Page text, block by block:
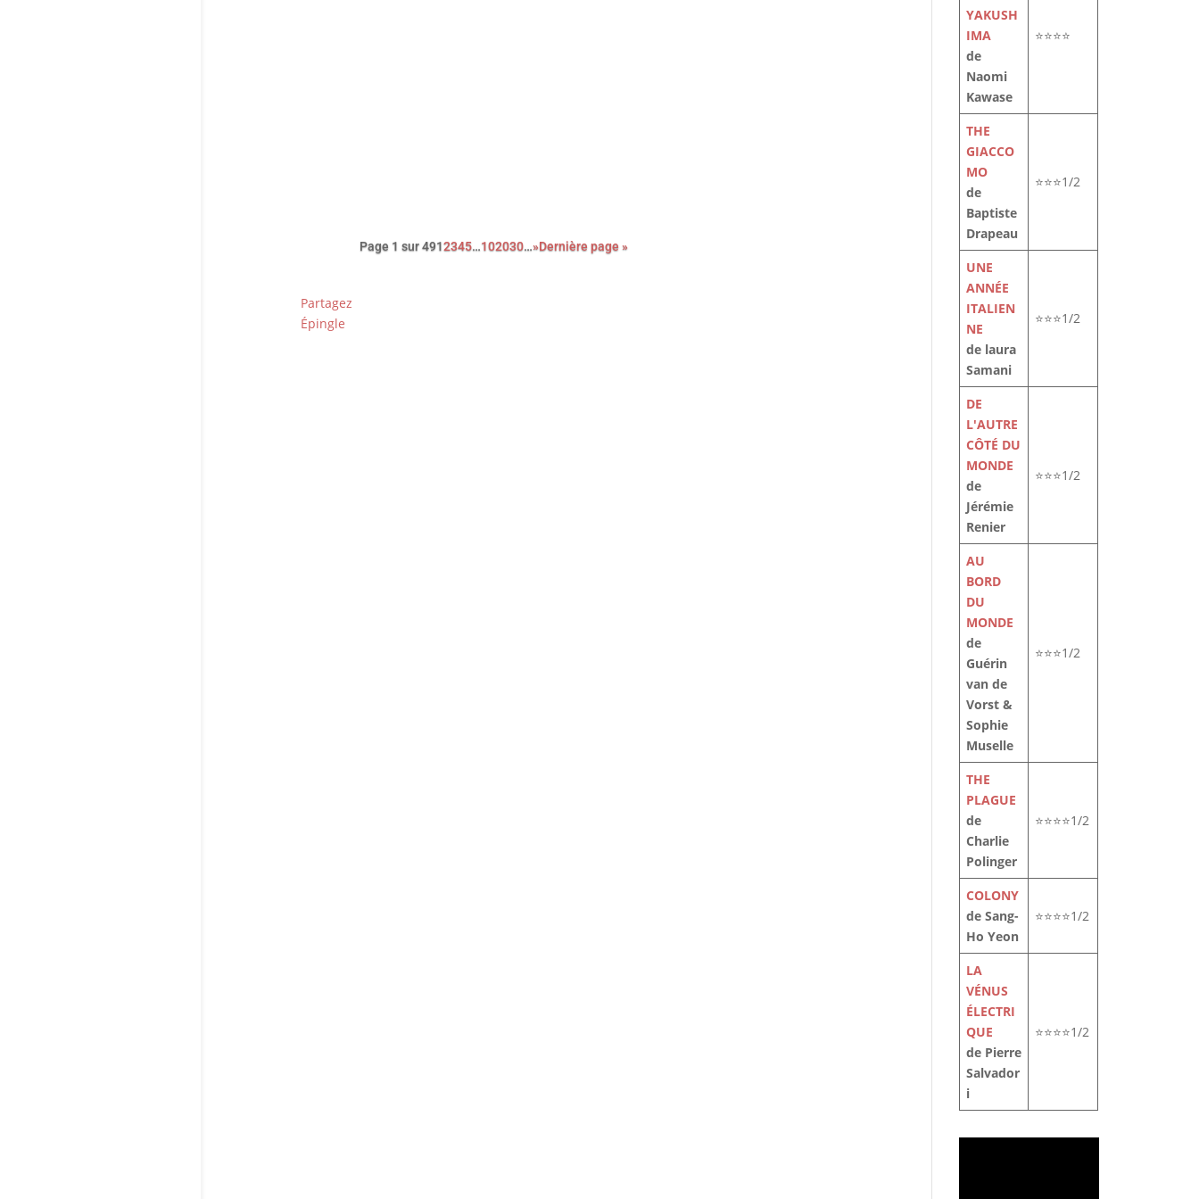
Page 1 sur 4912345…102030…»Dernière page »
Partagez
Épingle
YAKUSH
IMA
de
Naomi
Kawase
⭐⭐⭐⭐
THE
GIACCO
MO
de
Baptiste
Drapeau
⭐⭐⭐1/2
UNE
ANNÉE
ITALIEN
NE
de laura
Samani
⭐⭐⭐1/2
DE
L'AUTRE
CÔTÉ DU
MONDE
de
Jérémie
Renier
⭐⭐⭐1/2
AU
BORD
DU
MONDE
de
Guérin
van de
Vorst &
Sophie
Muselle
⭐⭐⭐1/2
THE
PLAGUE
de
Charlie
Polinger
⭐⭐⭐⭐1/2
COLONY
de Sang-
Ho Yeon
⭐⭐⭐⭐1/2
LA
VÉNUS
ÉLECTRI
QUE
de Pierre
Salvador
i
⭐⭐⭐⭐1/2